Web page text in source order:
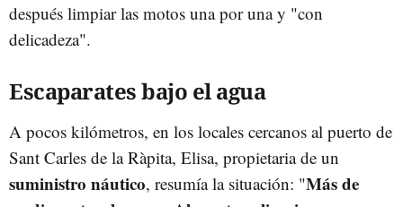
después limpiar las motos una por una y "con
delicadeza".
Escaparates bajo el agua
A pocos kilómetros, en los locales cercanos al puerto de
Sant Carles de la Ràpita, Elisa, propietaria de un
suministro náutico, resumía la situación: "Más de